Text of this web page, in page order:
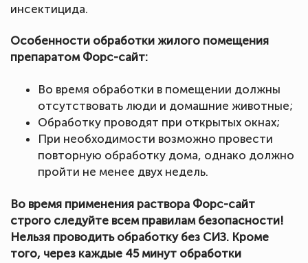
инсектицида.
Особенности обработки жилого помещения
препаратом Форс-сайт:
Во время обработки в помещении должны
отсутствовать люди и домашние животные;
Обработку проводят при открытых окнах;
При необходимости возможно провести
повторную обработку дома, однако должно
пройти не менее двух недель.
Во время применения раствора Форс-сайт
строго следуйте всем правилам безопасности!
Нельзя проводить обработку без СИЗ. Кроме
того, через каждые 45 минут обработки